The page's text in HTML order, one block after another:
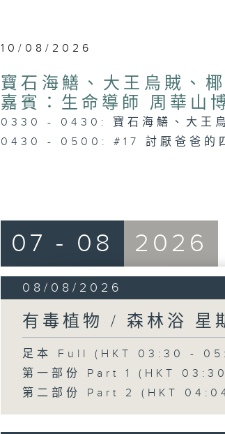
10/08/2026
寶石海鱔、大王烏賊、
嘉賓：生命導師 周華山
0330 - 0430: 寶石海鱔、大王烏
0430 - 0500: #17 討厭爸爸的
07 - 08 2026
08/08/2026
有毒植物 / 森林浴 星
足本 Full (HKT 03:30 -
第一部份 Part 1 (HKT
第二部份 Part 2 (HKT